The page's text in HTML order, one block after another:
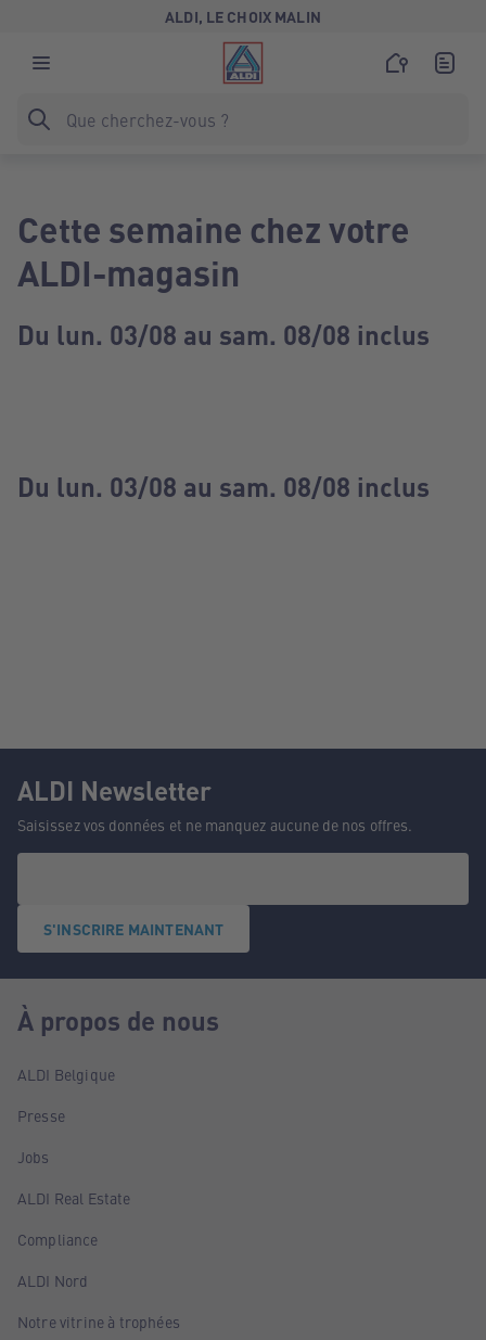
ALDI, LE CHOIX MALIN
Cette semaine chez votre
ALDI-magasin
Du lun. 03/08 au sam. 08/08 inclus
Du lun. 03/08 au sam. 08/08 inclus
ALDI Newsletter
Saisissez vos données et ne manquez aucune de nos offres.
S'INSCRIRE MAINTENANT
À propos de nous
ALDI Belgique
Presse
Jobs
ALDI Real Estate
Compliance
ALDI Nord
Notre vitrine à trophées